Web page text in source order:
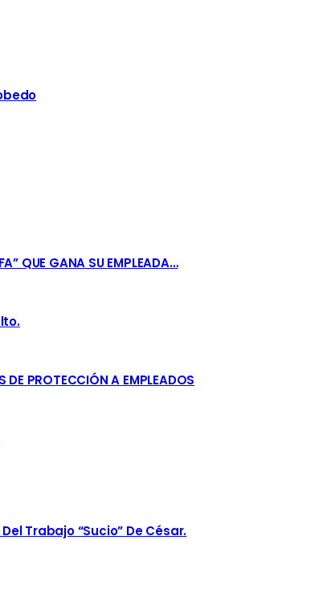
QUE GANA SU EMPLEADA…
PROTECCIÓN A EMPLEADOS
Trabajo “sucio” De César.